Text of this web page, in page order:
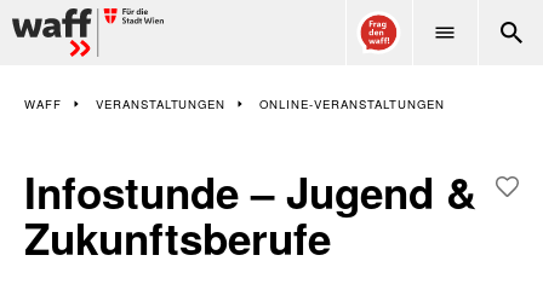
WAFF VERANSTALTUNGEN ONLINE-VERANSTALTUNGEN
Infostunde – Jugend &
Zukunftsberufe